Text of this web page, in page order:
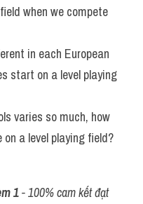
when we compete
in each European
start on a level playing
varies so much, how
a level playing field?
1 - 100% cam kết đạt